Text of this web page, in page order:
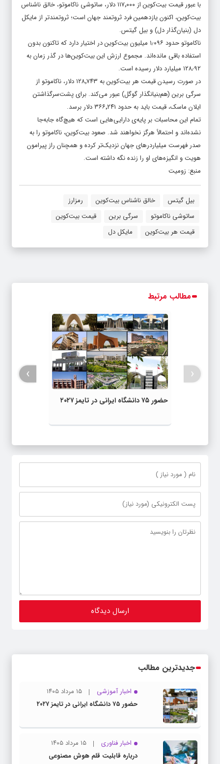
با عبور قیمت بیت‌کوین از ۱۱۷٬۰۰۰ دلار، ساتوشی ناکاموتو، خالق ناشناس
بیت‌کوین، اکنون یازدهمین فرد ثروتمند جهان است؛ ثروتمندتر از مایکل
دل (بنیان‌گذار دل) و بیل گیتس.
ناکاموتو حدود ۱٫۰۹۶ میلیون بیت‌کوین در اختیار دارد که تاکنون بدون
استفاده باقی مانده‌اند. مجموع ارزش این بیت‌کوین‌ها در گذر زمان به
۱۲۸٫۹۲ میلیارد دلار رسیده است.
در صورت رسیدن قیمت هر بیت‌کوین به ۱۲۸٬۷۴۳ دلار، ناکاموتو از
سرگی برین (هم‌بنیانگذار گوگل) عبور می‌کند. برای پشت‌سرگذاشتن
ایلان ماسک، قیمت باید به حدود ۳۶۶٬۲۴۱ دلار برسد.
تمام این محاسبات بر پایه‌ی دارایی‌هایی است که هیچ‌گاه جابه‌جا
نشده‌اند و احتمالاً هرگز نخواهند شد. صعود بیت‌کوین، ناکاموتو را به
صدر فهرست میلیاردرهای جهان نزدیک‌تر کرده و همچنان راز پیرامون
هویت و انگیزه‌های او را زنده نگه داشته است.
منبع: زومیت
بیل گیتس خالق ناشناس بیت‌کوین
رمزارز
ساتوشی ناکاموتو
سرگی برین
قیمت بیت‌کوین
قیمت هر بیت‌کوین
مایکل دل
مطالب مرتبط
حضور ۷۵ دانشگاه ایرانی در تایمز ۲۰۲۷
‹
›
جدیدترین مطالب
اخبار آموزشی
۱۵ مرداد ۱۴۰۵
حضور ۷۵ دانشگاه ایرانی در تایمز ۲۰۲۷
اخبار فناوری
۱۵ مرداد ۱۴۰۵
درباره قابلیت قلم هوش مصنوعی